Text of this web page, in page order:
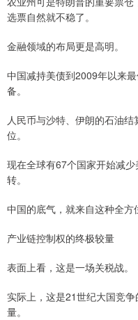
选票自然就不稳了。
金融领域的布局更是高明。
中国减持美债到2009年以来
备。
人民币与沙特、伊朗的石油
位。
现在全球有67个国家开始减
转。
中国的底气，就来自这种全方
产业链控制权的终极较量
表面上看，这是一场关税战。
实际上，这是21世纪大国竞
量。